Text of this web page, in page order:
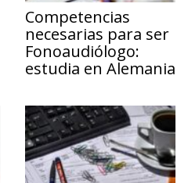
Competencias
necesarias para ser
Fonoaudiólogo:
estudia en Alemania